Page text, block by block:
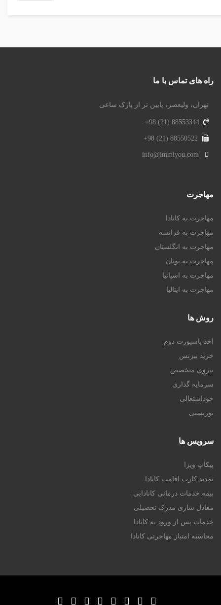
راه های تماس با ما
تهران، ولیعصر، پایین تر از پارک ساعی
88553344 (21) 98+
88550522 (21) 98+
info@immiyou.com
مهاجرت
مهاجرت به کانادا
مهاجرت به فرانسه
مهاجرت به انگلستان
مهاجرت به یونان
مهاجرت به اسپانیا
مهاجرت به ایتالیا
روش ها
اخذ پاسپورت دوم
خرید بیزنس
نیروی متخصص
سرمایه گذاری
خوداشتغالی
توریستی
سرویس ها
پیکاپ ویزا
تمدید کارت اقامت کانادا
بیمه خدمات درمانی کانادایی
معادل سازی مدرک تحصیلی
خدمات پس از ورود به کانادا
محاسبه امتیاز مهاجرتی کانادا